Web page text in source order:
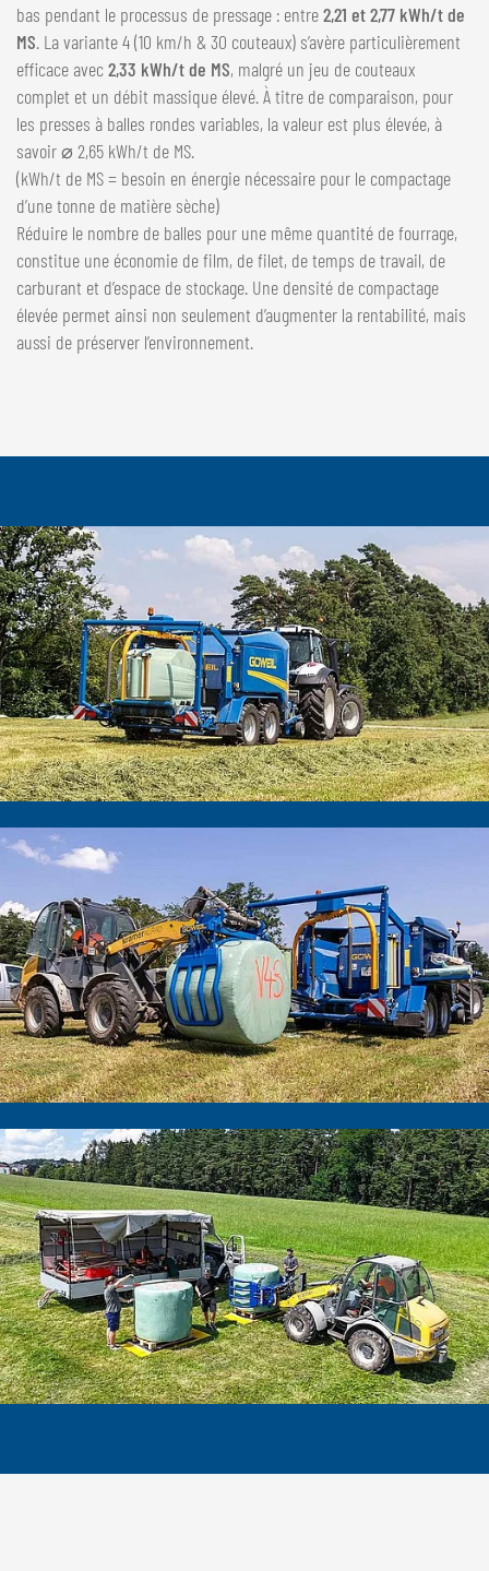
bas pendant le processus de pressage : entre2,21 et 2,77 kWh/t de
MS. La variante 4 (10 km/h & 30 couteaux) s’avère particulièrement
efficace avec2,33 kWh/t de MS, malgré un jeu de couteaux
complet et un débit massique élevé. À titre de comparaison, pour
les presses à balles rondes variables, la valeur est plus élevée, à
savoir ⌀ 2,65 kWh/t de MS.
(kWh/t de MS = besoin en énergie nécessaire pour le compactage
d’une tonne de matière sèche)
Réduire le nombre de balles pour une même quantité de fourrage,
constitue une économie de film, de filet, de temps de travail, de
carburant et d’espace de stockage. Une densité de compactage
élevée permet ainsi non seulement d’augmenter la rentabilité, mais
aussi de préserver l’environnement.